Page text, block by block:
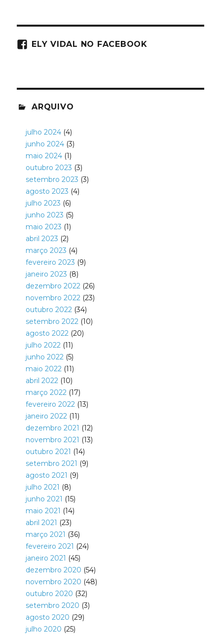
ELY VIDAL NO FACEBOOK
ARQUIVO
julho 2024(4)
junho 2024(3)
maio 2024(1)
outubro 2023 (3)
setembro 2023 (3)
agosto 2023 (4)
julho 2023 (6)
junho 2023 (5)
maio 2023 (1)
abril 2023 (2)
março 2023 (4)
fevereiro 2023 (9)
janeiro 2023 (8)
dezembro 2022(26)
novembro 2022(23)
outubro 2022(34)
setembro 2022(10)
agosto 2022(20)
julho 2022(11)
junho 2022(5)
maio 2022(11)
abril 2022(10)
março 2022(17)
fevereiro 2022(13)
janeiro 2022(11)
dezembro 2021 (12)
novembro 2021 (13)
outubro 2021 (14)
setembro 2021 (9)
agosto 2021 (9)
julho 2021 (8)
junho 2021 (15)
maio 2021 (14)
abril 2021 (23)
março 2021 (36)
fevereiro 2021 (24)
janeiro 2021 (45)
dezembro 2020 (54)
novembro 2020 (48)
outubro 2020 (32)
setembro 2020 (3)
agosto 2020 (29)
julho 2020 (25)